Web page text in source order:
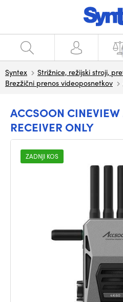
Syntex Strižnice, režijski stroji,
Brezžični prenos videoposnetkov
ACCSOON
RECEIVER ONLY
ZADNJI KOS